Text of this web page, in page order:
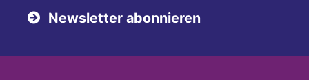
Newsletter abonnieren